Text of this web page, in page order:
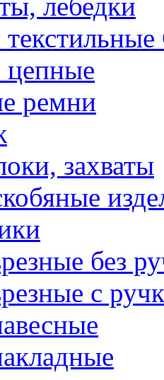
ремни
захваты
без
с